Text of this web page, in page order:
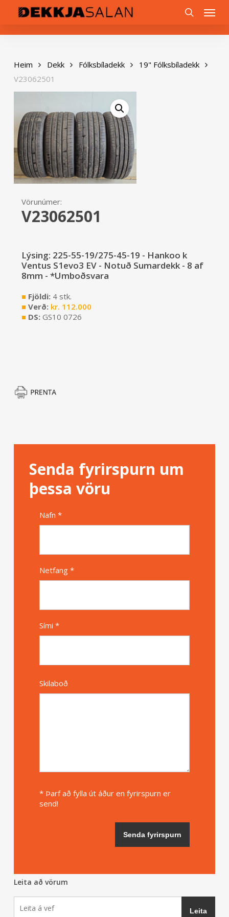
content
Menu
Heim Dekk Fólksbíladekk
19" Fólksbíladekk
V23062501
Vörunúmer:
V23062501
Lýsing: 225-55-19/275-45-19 - Hankoo k
Ventus S1evo3 EV - Notuð Sumardekk - 8 af
8mm - *Umboðsvara
■Fjöldi: 4 stk.
■Verð: kr. 112.000
■DS: GS10 0726
Senda fyrirspurn um
þessa vöru
Nafn *
Netfang *
Sími *
Skilaboð
* Þarf að fylla út áður en fyrirspurn er
send!
Leita að vörum